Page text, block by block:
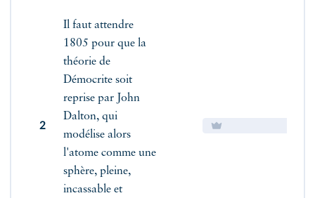
2
Il faut attendre
1805 pour que la
théorie de
Démocrite soit
reprise par John
Dalton, qui
modélise alors
l'atome comme une
sphère, pleine,
incassable et